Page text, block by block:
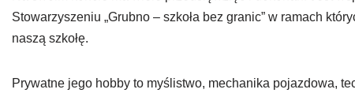
Stowarzyszeniu „Grubno – szkoła bez granic” w ramach
naszą szkołę.
Prywatne jego hobby to myślistwo, mechanika pojazdowa,